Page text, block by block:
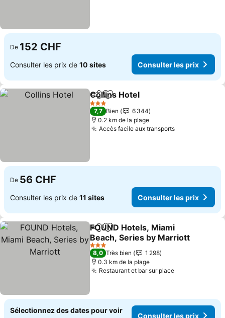
De 152 CHF
Consulter les prix de 10 sites Consulter les prix
PartagerAjouter à mes favoris
Collins Hotel
3 Étoiles
7,7 Bien
6 344
0.2 km de la plage
Accès facile aux transports
De 56 CHF
Consulter les prix de 11 sites Consulter les prix
PartagerAjouter à mes favoris
FOUND Hotels, Miami
Beach, Series by Marriott
3 Étoiles
8,0 Très bien
1 298
0.3 km de la plage
Restaurant et bar sur place
Sélectionnez des dates pour voir
Consulter les prix